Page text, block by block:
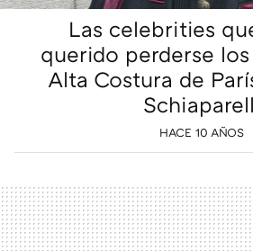
Las celebrities
querido perderse
Alta Costura de
HACE 10 AÑOS